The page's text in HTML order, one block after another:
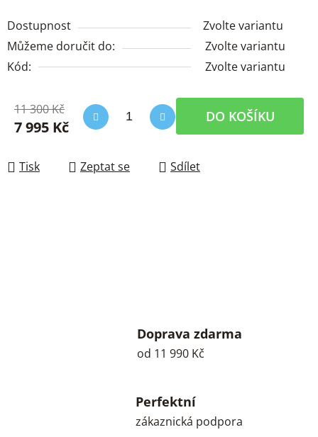
Dostupnost
Zvolte variantu
Můžeme doručit do:
Zvolte variantu
Kód:
Zvolte variantu
11 300 Kč
7 995 Kč
DO KOŠÍKU
Tisk Zeptat se Sdílet
Doprava zdarma
od 11 990 Kč
Perfektní
zákaznická podpora